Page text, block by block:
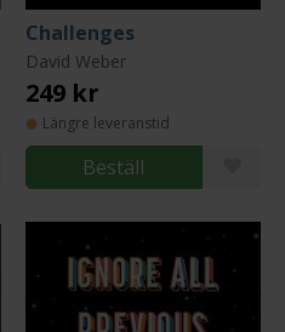
Challenges
David Weber
249 kr
Längre leveranstid
Beställ